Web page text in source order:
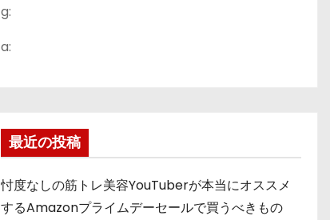
g:
a:
最近の投稿
忖度なしの筋トレ美容YouTuberが本当にオススメ
するAmazonプライムデーセールで買うべきもの